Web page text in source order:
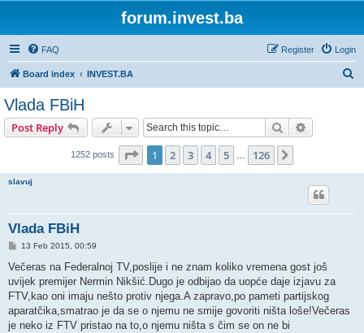
forum.invest.ba
FAQ Login
Register
Board index INVEST.BA
Vlada FBiH
Post Reply Search
1252 posts Page 1of 126
1 2 3 4 5 126
slavuj
Vlada FBiH
P
s
13 Feb 2015, 00:59
Večeras na Federalnoj TV,poslije i ne znam koliko vremena gost još
uvijek premijer Nermin Nikšić.Dugo je odbijao da uopće daje izjavu za
FTV,kao oni imaju nešto protiv njega.A zapravo,po pameti partijskog
aparatčika,smatrao je da se o njemu ne smije govoriti ništa loše!Večeras
je neko iz FTV pristao na to,o njemu ništa s čim se on ne bi